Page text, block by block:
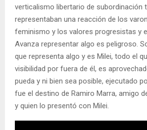
verticalismo libertario de subordinación
representaban una reacción de los
feminismo y los valores progresistas y
Avanza representar algo es peligroso.
que representa algo y es Milei, todo el
visibilidad por fuera de él, es
pueda y ni bien sea posible, ejecutado
fue el destino de Ramiro Marra, amigo
y quien lo presentó con Milei.